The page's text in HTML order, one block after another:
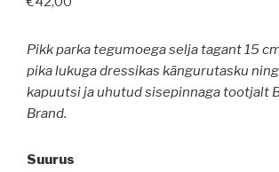
Pikk parka tegumoega selja tagant 15
pika lukuga dressikas kängurutasku
kapuutsi ja uhutud sisepinnaga tootjalt
Brand.
Suurus